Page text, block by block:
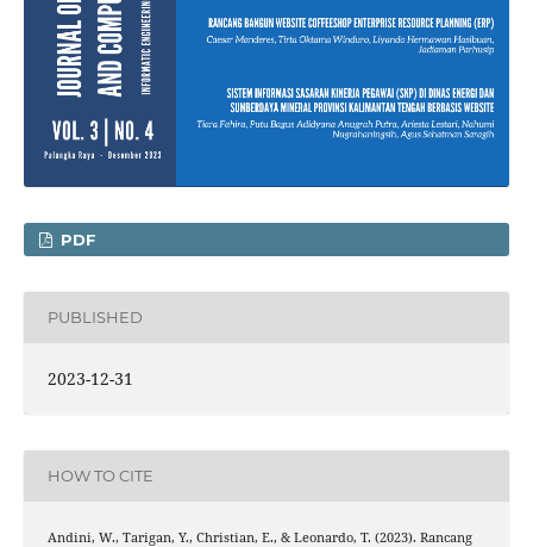
PDF
PUBLISHED
2023-12-31
HOW TO CITE
Andini, W., Tarigan, Y., Christian, E., & Leonardo, T. (2023). Rancang